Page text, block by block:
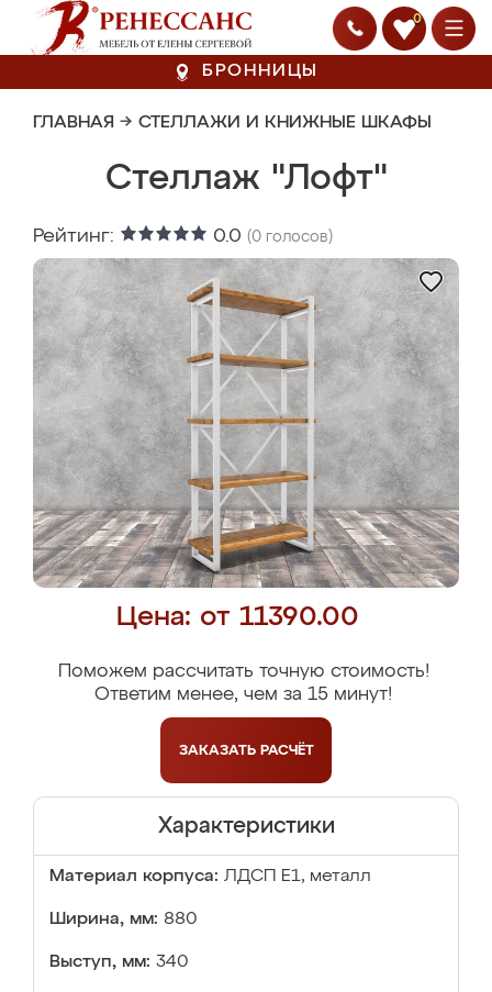
0
БРОННИЦЫ
ГЛАВНАЯ → СТЕЛЛАЖИ И КНИЖНЫЕ ШКАФЫ
Стеллаж "Лофт"
Рейтинг: 0.0 (0 голосов)
Цена: от 11390.00
Поможем рассчитать точную стоимость!
Ответим менее, чем за 15 минут!
ЗАКАЗАТЬ РАСЧЁТ
Характеристики
Материал корпуса: ЛДСП Е1, металл
Ширина, мм: 880
Выступ, мм: 340